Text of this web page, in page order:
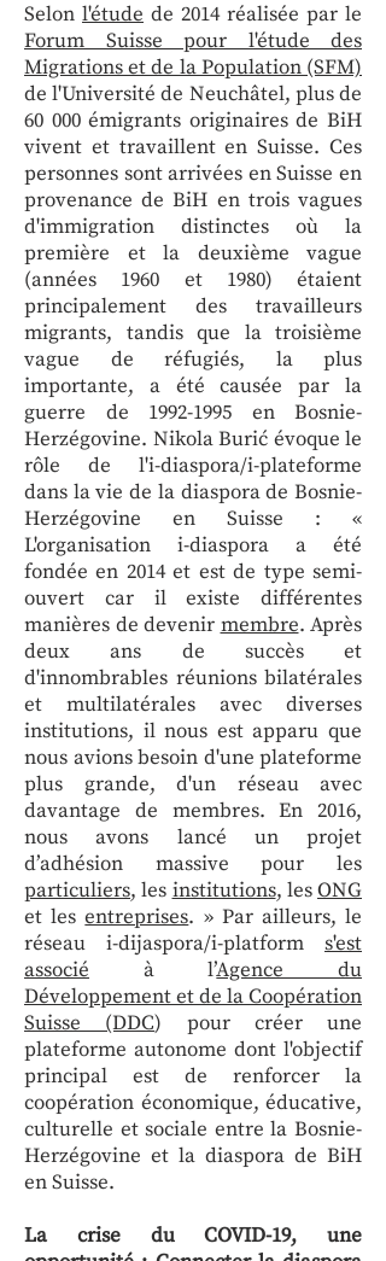
Selon l'étude de 2014 réalisée par le
Forum Suisse pour l'étude des
Migrations et de la Population (SFM)
de l'Université de Neuchâtel, plus de
60 000 émigrants originaires de BiH
vivent et travaillent en Suisse. Ces
personnes sont arrivées en Suisse en
provenance de BiH en trois vagues
d'immigration distinctes où la
première et la deuxième vague
(années 1960 et 1980) étaient
principalement des travailleurs
migrants, tandis que la troisième
vague de réfugiés, la plus
importante, a été causée par la
guerre de 1992-1995 en Bosnie-
Herzégovine. Nikola Burić évoque le
rôle de l'i-diaspora/i-plateforme
dans la vie de la diaspora de Bosnie-
Herzégovine en Suisse : «
L'organisation i-diaspora a été
fondée en 2014 et est de type semi-
ouvert car il existe différentes
manières de devenir membre. Après
deux ans de succès et
d'innombrables réunions bilatérales
et multilatérales avec diverses
institutions, il nous est apparu que
nous avions besoin d'une plateforme
plus grande, d'un réseau avec
davantage de membres. En 2016,
nous avons lancé un projet
d’adhésion massive pour les
particuliers, les institutions, lesONG
et lesentreprises. » Par ailleurs, le
réseau i-dijaspora/i-platform s'est
associé à l’Agence du
Développement et de la Coopération
Suisse (DDC) pour créer une
plateforme autonome dont l'objectif
principal est de renforcer la
coopération économique, éducative,
culturelle et sociale entre la Bosnie-
Herzégovine et la diaspora de BiH
en Suisse.
La crise du COVID-19, une